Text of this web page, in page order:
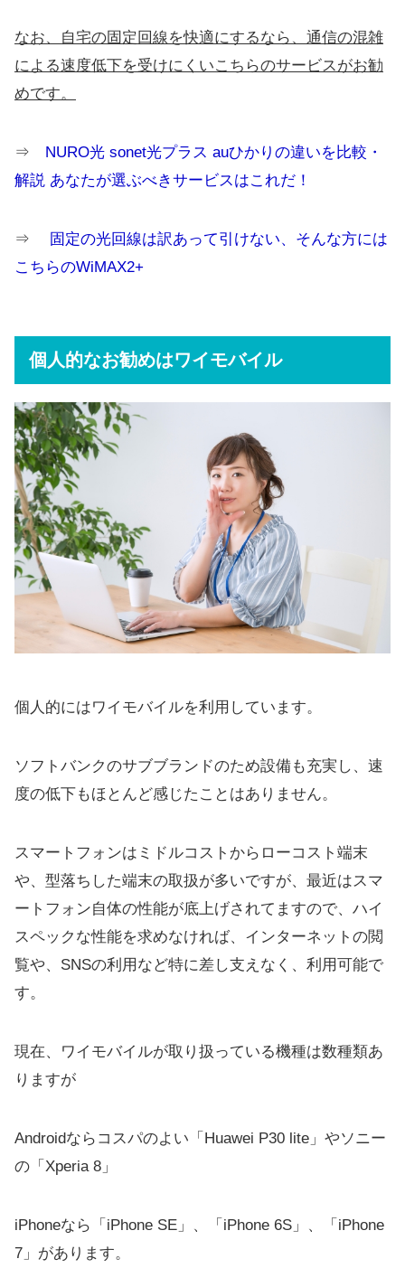
なお、自宅の固定回線を快適にするなら、通信の混雑
による速度低下を受けにくいこちらのサービス がお勧
めです。
⇒ NURO光 sonet光プラス auひかりの違いを比較・
解説 あなたが選ぶべきサービスはこれだ！
⇒
固定の光回線は訳あって引けない、そんな方には
こちらのWiMAX2+
個人的なお勧めはワイモバイル
個人的にはワイモバイルを利用しています。
ソフトバンクのサブブランドのため設備も充実し、速
度の低下もほとんど感じたことはありません。
スマートフォンはミドルコストからローコスト端末
や、型落ちした端末の取扱が多いですが、最近はスマ
ートフォン自体の性能が底上げされてますので、ハイ
スペックな性能を求めなければ、インターネットの閲
覧や、SNSの利用など特に差し支えなく、利用可能で
す。
現在、ワイモバイルが取り扱っている機種は数種類あ
りますが
Androidならコスパのよい「Huawei P30 lite」やソニー
の「Xperia 8」
iPhoneなら「iPhone SE」、「iPhone 6S」、「iPhone
7」があります。